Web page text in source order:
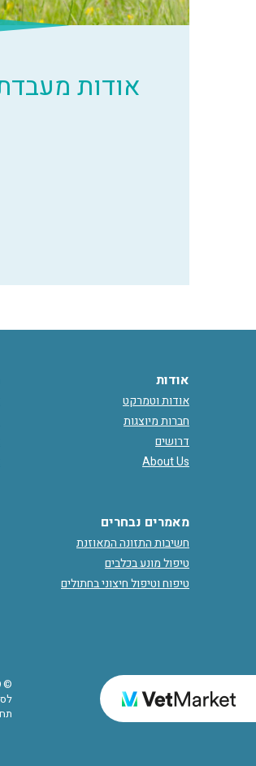
אודות
אודות
אודות וטמרקט
חברות מיוצגות
דרושים
About Us
מאמרים נבחרים
חשיבות התזונה המאוזנת
טיפול מונע בכלבים
טיפוח וטיפול חיצוני בחתולים